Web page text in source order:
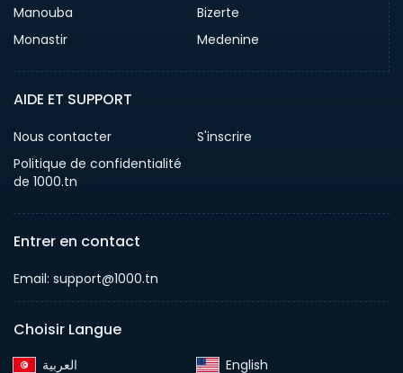
Manouba
Bizerte
Monastir
Medenine
AIDE ET SUPPORT
Nous contacter
S'inscrire
Politique de confidentialité
de 1000.tn
Entrer en contact
Email: support@1000.tn
Choisir Langue
English‎